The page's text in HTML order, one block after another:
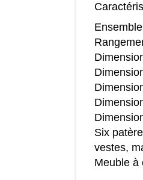
Six
vestes,
Meuble à